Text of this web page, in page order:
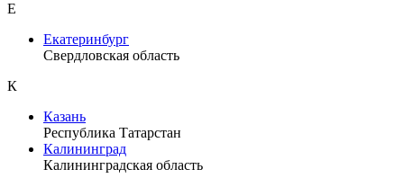
Е
Екатеринбург
Свердловская область
К
Казань
Республика Татарстан
Калининград
Калининградская область